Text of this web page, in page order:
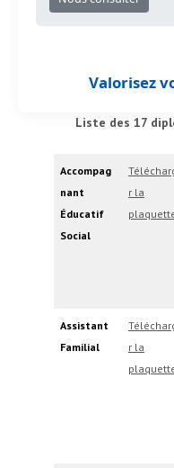
Valorisez
Liste des 17
Accompag
nant
Éducatif
Social
r la
Assistant
Familial
r la